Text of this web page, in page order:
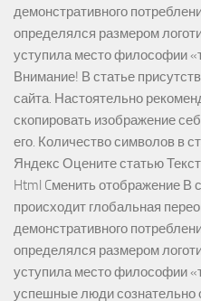
демонстративного
определялся размером
уступила место философии
Внимание! В статье
сайта. Настоятельно
скопировать изображение
его. Количество символов в
Яндекс Оцените статью
Html Cменить отображение В
происходит глобальная
демонстративного
определялся размером
уступила место философии
успешные люди сознательно